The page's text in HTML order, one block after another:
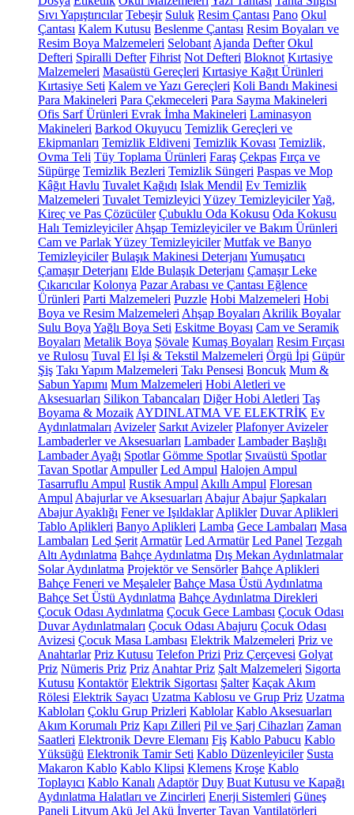
Sıvı Yapıştırıcılar Tebeşir Suluk Resim Çantası Pano Okul
Çantası Kalem Kutusu Beslenme Çantası Resim Boyaları ve
Resim Boya Malzemeleri Selobant Ajanda Defter Okul
Defteri Spiralli Defter Fihrist Not Defteri Bloknot Kırtasiye
Malzemeleri Masaüstü Gereçleri Kırtasiye Kağıt Ürünleri
Kırtasiye Seti Kalem ve Yazı Gereçleri Koli Bandı Makinesi
Para Makineleri Para Çekmeceleri Para Sayma Makineleri
Ofis Sarf Ürünleri Evrak İmha Makineleri Laminasyon
Makineleri Barkod Okuyucu Temizlik Gereçleri ve
Ekipmanları Temizlik Eldiveni Temizlik Kovası Temizlik,
Ovma Teli Tüy Toplama Ürünleri Faraş Çekpas Fırça ve
Süpürge Temizlik Bezleri Temizlik Süngeri Paspas ve Mop
Kâğıt Havlu Tuvalet Kağıdı Islak Mendil Ev Temizlik
Malzemeleri Tuvalet Temizleyici Yüzey TemizleyicilerYağ,
Kireç ve Pas Çözücüler Çubuklu Oda Kokusu Oda Kokusu
Halı Temizleyiciler Ahşap Temizleyiciler ve Bakım Ürünleri
Cam ve Parlak Yüzey Temizleyiciler Mutfak ve Banyo
Temizleyiciler Bulaşık Makinesi Deterjanı Yumuşatıcı
Çamaşır Deterjanı Elde Bulaşık Deterjanı Çamaşır Leke
Çıkarıcılar Kolonya Pazar Arabası ve Çantası Eğlence
Ürünleri Parti Malzemeleri Puzzle Hobi Malzemeleri Hobi
Boya ve Resim Malzemeleri Ahşap Boyaları Akrilik Boyalar
Sulu Boya Yağlı Boya Seti Eskitme Boyası Cam ve Seramik
Boyaları Metalik Boya Şövale Kumaş Boyaları Resim Fırçası
ve Rulosu Tuval El İşi & Tekstil Malzemeleri Örgü İpi Güpür
Şiş Takı Yapım Malzemeleri Takı Pensesi Boncuk Mum &
Sabun Yapımı Mum Malzemeleri Hobi Aletleri ve
Aksesuarları Silikon Tabancaları Diğer Hobi Aletleri Taş
Boyama & Mozaik AYDINLATMA VE ELEKTRİK Ev
Aydınlatmaları Avizeler Sarkıt Avizeler Plafonyer Avizeler
Lambaderler ve Aksesuarları Lambader Lambader Başlığı
Lambader Ayağı Spotlar Gömme Spotlar Sıvaüstü Spotlar
Tavan Spotlar Ampuller Led Ampul Halojen Ampul
Tasarruflu Ampul Rustik Ampul Akıllı Ampul Floresan
Ampul Abajurlar ve Aksesuarları Abajur Abajur Şapkaları
Abajur Ayaklığı Fener ve Işıldaklar Aplikler Duvar Aplikleri
Tablo Aplikleri Banyo Aplikleri Lamba Gece Lambaları Masa
Lambaları Led Şerit Armatür Led Armatür Led Panel Tezgah
Altı Aydınlatma Bahçe Aydınlatma Dış Mekan Aydınlatmalar
Solar Aydınlatma Projektör ve Sensörler Bahçe Aplikleri
Bahçe Feneri ve Meşaleler Bahçe Masa Üstü Aydınlatma
Bahçe Set Üstü Aydınlatma Bahçe Aydınlatma Direkleri
Çocuk Odası Aydınlatma Çocuk Gece Lambası Çocuk Odası
Duvar Aydınlatmaları Çocuk Odası Abajuru Çocuk Odası
Avizesi Çocuk Masa Lambası Elektrik Malzemeleri Priz ve
Anahtarlar Priz Kutusu Telefon Prizi Priz Çerçevesi Golyat
Priz Nümeris Priz Priz Anahtar Priz Şalt Malzemeleri Sigorta
Kutusu Kontaktör Elektrik Sigortası Şalter Kaçak Akım
Rölesi Elektrik Sayacı Uzatma Kablosu ve Grup Priz Uzatma
Kabloları Çoklu Grup Prizleri Kablolar Kablo Aksesuarları
Akım Korumalı Priz Kapı Zilleri Pil ve Şarj Cihazları Zaman
Saatleri Elektronik Devre Elemanı Fiş Kablo Pabucu Kablo
Yüksüğü Elektronik Tamir Seti Kablo Düzenleyiciler Susta
Makaron Kablo Kablo Klipsi Klemens Kroşe Kablo
Toplayıcı Kablo Kanalı Adaptör Duy Buat Kutusu ve Kapağı
Aydınlatma Halatları ve Zincirleri Enerji Sistemleri Güneş
Paneli Lityum Akü Jel Akü İnverter Tavan Vantilatörleri